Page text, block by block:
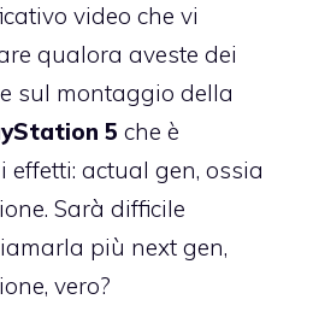
video che vi
qualora aveste dei
sul montaggio della
5 che è
actual gen, ossia
Sarà difficile
più next gen,
vero?